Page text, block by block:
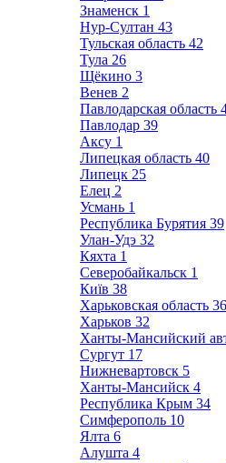
Знаменск 1
Нур-Султан 43
Тульская область 42
Тула 26
Щёкино 3
Венев 2
Павлодарская область
Павлодар 39
Аксу 1
Липецкая область 40
Липецк 25
Елец 2
Усмань 1
Республика Бурятия 39
Улан-Удэ 32
Кяхта 1
Северобайкальск 1
Київ 38
Харьковская область 36
Харьков 32
Ханты-Мансийский
Сургут 17
Нижневартовск 5
Ханты-Мансийск 4
Республика Крым 34
Симферополь 10
Ялта 6
Алушта 4